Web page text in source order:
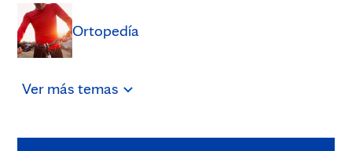
Ortopedía
Ver más temas